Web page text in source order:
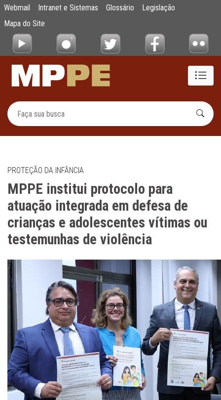
Pular para o Conteúdo principal
MPPE institui protocolo para atuação
Webmail Intranet e Sistemas Glossário
Legislação
Mapa do Site
PROTEÇÃO DA INFÂNCIA
MPPE institui protocolo para
atuação integrada em defesa de
crianças e adolescentes vítimas ou
testemunhas de violência